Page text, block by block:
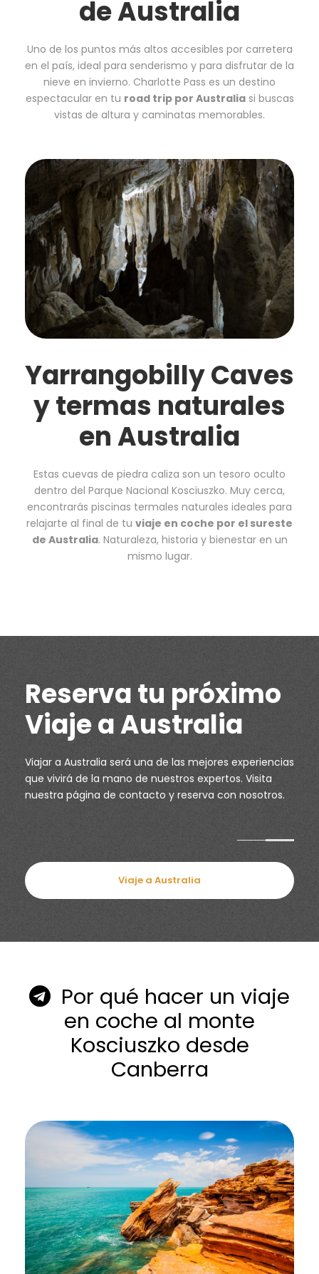
de Australia
Uno de los puntos más altos accesibles por carretera
en el país, ideal para senderismo y para disfrutar de la
nieve en invierno. Charlotte Pass es un destino
espectacular en tu road trip por Australiasi buscas
vistas de altura y caminatas memorables.
Yarrangobilly Caves
y termas naturales
en Australia
Estas cuevas de piedra caliza son un tesoro oculto
dentro del Parque Nacional Kosciuszko. Muy cerca,
encontrarás piscinas termales naturales ideales para
relajarte al final de tu viaje en coche por el sureste
de Australia. Naturaleza, historia y bienestar en un
mismo lugar.
Reserva tu próximo
Viaje a Australia
Viajar a Australia será una de las mejores experiencias
que vivirá de la mano de nuestros expertos. Visita
nuestra página de contacto y reserva con nosotros.
Viaje a Australia
Por qué hacer un viaje
en coche al monte
Kosciuszko desde
Canberra